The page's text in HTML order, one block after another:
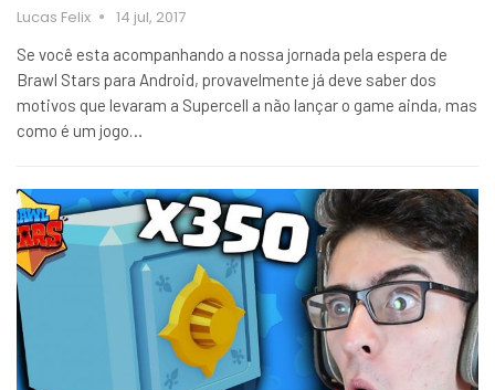
Lucas Felix 14 jul, 2017
Se você esta acompanhando a nossa jornada pela espera de
Brawl Stars para Android, provavelmente já deve saber dos
motivos que levaram a Supercell a não lançar o game ainda, mas
como é um jogo…